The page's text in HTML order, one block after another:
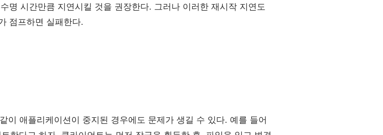
명 시간만큼 지연시킬 것을 권장한다. 그러나 이러한 재시작 지연도
점프하면 실패한다.
이 애플리케이션이 중지된 경우에도 문제가 생길 수 있다. 예를 들어